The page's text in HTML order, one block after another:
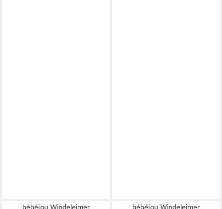
bébéjou Windeleimer bébéjou Windeleimer